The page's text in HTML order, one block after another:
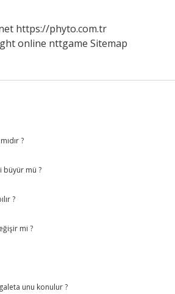
https://phyto.com.tr
online nttgame Sitemap
?
büyür mü ?
?
mi ?
unu konulur ?